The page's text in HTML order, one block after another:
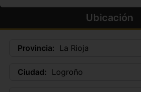
Ubicación
Provincia: La Rioja
Ciudad: Logroño